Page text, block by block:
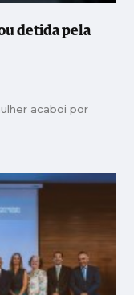
detida pela
acaboi por